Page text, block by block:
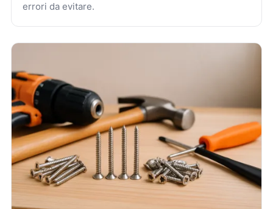
errori da evitare.